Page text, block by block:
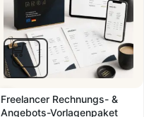
Freelancer Rechnungs- &
Angebots-Vorlagenpaket